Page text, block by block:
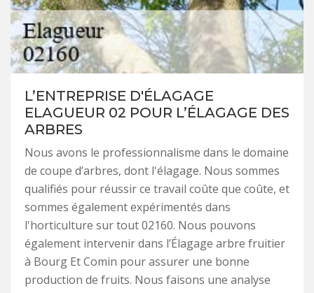
L’ENTREPRISE D'ÉLAGAGE
ELAGUEUR 02 POUR L’ÉLAGAGE DES
ARBRES
Nous avons le professionnalisme dans le domaine
de coupe d’arbres, dont l'élagage. Nous sommes
qualifiés pour réussir ce travail coûte que coûte, et
sommes également expérimentés dans
l'horticulture sur tout 02160. Nous pouvons
également intervenir dans l’Élagage arbre fruitier
à Bourg Et Comin pour assurer une bonne
production de fruits. Nous faisons une analyse